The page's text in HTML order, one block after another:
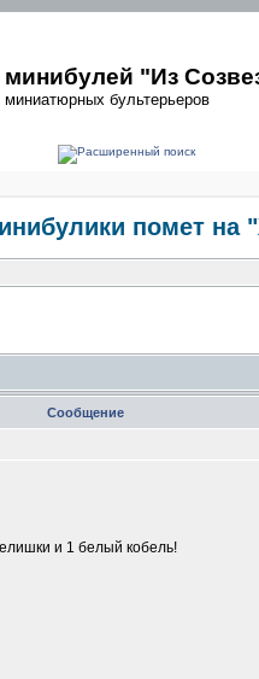
"Из
бультерьеров
помет на
Сообщение
и 1 белый кобель!